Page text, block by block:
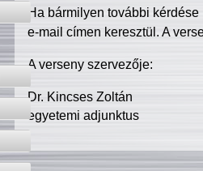
Ha bármilyen további
e-mail címen keresztül. A
A verseny szervezője:
Dr. Kincses Zoltán
egyetemi adjunktus